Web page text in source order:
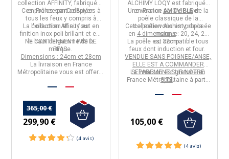
(26 avis)
collection AFFINITY, fabriquées
enFranceparDe Buyer.
Ces poêles sontadaptées à
tous les feux y compris à
l'induction et au four.
La collectionAffinityest en
finition inox poli brillant et est
le haut de gammede la
marque.
NE CONTIENNENT PAS DE
PFAS.
Dimensions : 24cm et 28cm
La livraison en France
Métropolitaine vous est offerte
365,00 €
299,90 €
ALCHIMY LOQYest fabriquée
enFranceparDe Buyer.
Une versionAMOVIBLE de la
poêle classique de la
collection Alchimy, de la
marque.
Cette poêle vous est proposée
en 4 dimensions: 20, 24, 28
ou 32cm.
La poêle est compatible tous
feux dont induction et four.
VENDUE SANS POIGNEE/ANSE,
ELLE EST A COMMANDER
SEPAREMENT SUR NOTRE
SITE.
La livraison est gratuite en
France Métropolitaine à partir
105,00 €